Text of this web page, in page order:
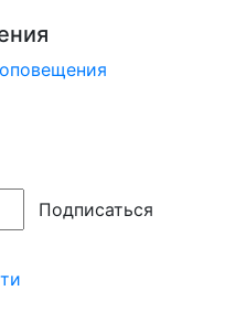
Подписаться